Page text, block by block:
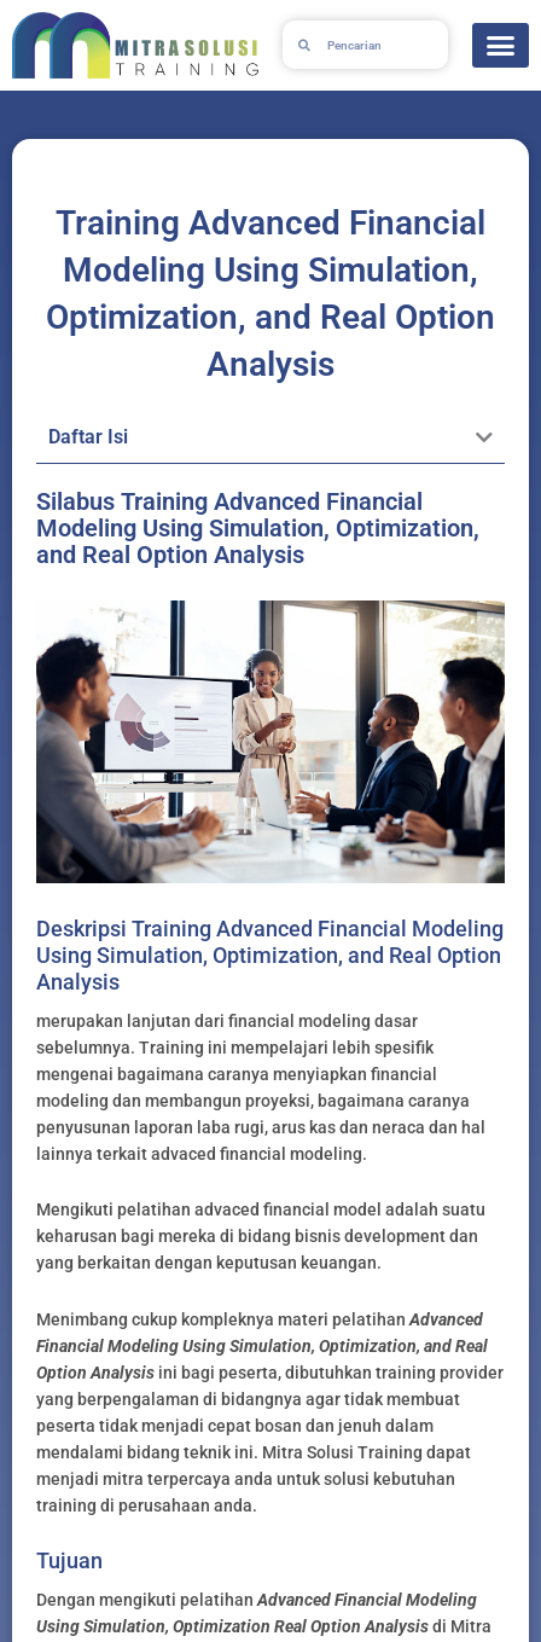
Lewati
ke
Training Advanced Financial
Modeling Using Simulation,
Optimization, and Real Option
Analysis
Daftar Isi
Silabus Training Advanced Financial
Modeling Using Simulation, Optimization,
and Real Option Analysis
Deskripsi Training Advanced Financial Modeling
Using Simulation, Optimization, and Real Option
Analysis
merupakan lanjutan dari financial modeling dasar
sebelumnya. Training ini mempelajari lebih spesifik
mengenai bagaimana caranya menyiapkan financial
modeling dan membangun proyeksi, bagaimana caranya
penyusunan laporan laba rugi, arus kas dan neraca dan hal
lainnya terkait advaced financial modeling.
Mengikuti pelatihan advaced financial model adalah suatu
keharusan bagi mereka di bidang bisnis development dan
yang berkaitan dengan keputusan keuangan.
Menimbang cukup kompleknya materi pelatihan Advanced
Financial Modeling Using Simulation, Optimization, and Real
Option Analysis ini bagi peserta, dibutuhkan training provider
yang berpengalaman di bidangnya agar tidak membuat
peserta tidak menjadi cepat bosan dan jenuh dalam
mendalami bidang teknik ini. Mitra Solusi Training dapat
menjadi mitra terpercaya anda untuk solusi kebutuhan
training di perusahaan anda.
Tujuan
Dengan mengikuti pelatihanAdvanced Financial Modeling
Using Simulation, Optimization Real Option Analysisdi Mitra